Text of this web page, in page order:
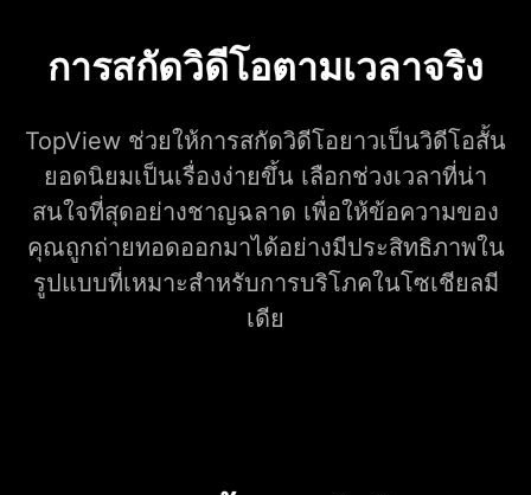
การสกัดวิดีโอตามเวลาจริง
TopView ช่วยให้การสกัดวิดีโอยาวเป็นวิดีโอสั้น
ยอดนิยมเป็นเรื่องง่ายขึ้น เลือกช่วงเวลาที่น่า
สนใจที่สุดอย่างชาญฉลาด เพื่อให้ข้อความของ
คุณถูกถ่ายทอดออกมาได้อย่างมีประสิทธิภาพใน
รูปแบบที่เหมาะสำหรับการบริโภคในโซเชียลมี
เดีย